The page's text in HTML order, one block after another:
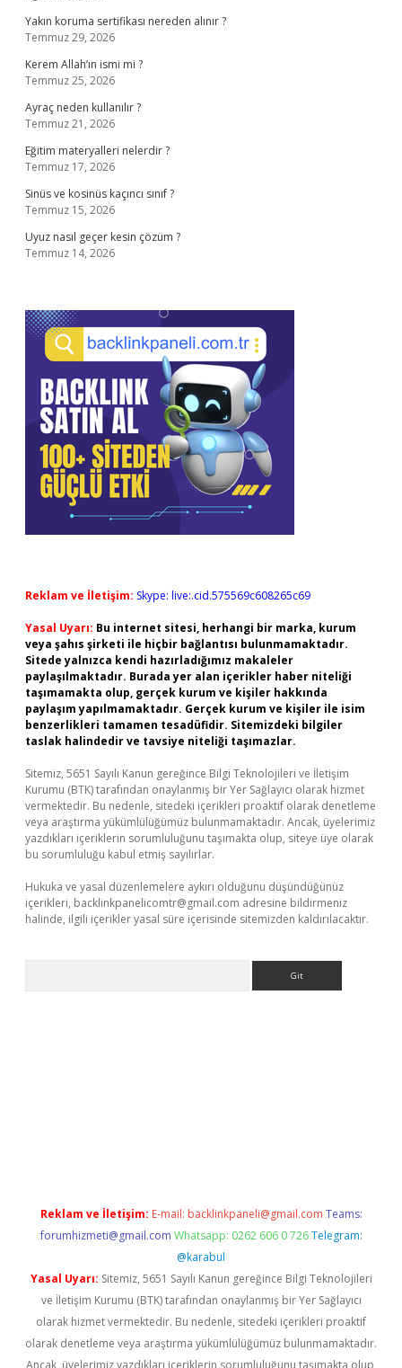
Yakın koruma sertifikası nereden alınır ?
Temmuz 29, 2026
Kerem Allah’ın ismi mi ?
Temmuz 25, 2026
Ayraç neden kullanılır ?
Temmuz 21, 2026
Eğitim materyalleri nelerdir ?
Temmuz 17, 2026
Sinüs ve kosinüs kaçıncı sınıf ?
Temmuz 15, 2026
Uyuz nasıl geçer kesin çözüm ?
Temmuz 14, 2026
Reklam ve İletişim: Skype: live:.cid.575569c608265c69
Yasal Uyarı: Bu internet sitesi, herhangi bir marka, kurum
veya şahıs şirketi ile hiçbir bağlantısı bulunmamaktadır.
Sitede yalnızca kendi hazırladığımız makaleler
paylaşılmaktadır. Burada yer alan içerikler haber niteliği
taşımamakta olup, gerçek kurum ve kişiler hakkında
paylaşım yapılmamaktadır. Gerçek kurum ve kişiler ile isim
benzerlikleri tamamen tesadüfidir. Sitemizdeki bilgiler
taslak halindedir ve tavsiye niteliği taşımazlar.
Sitemiz, 5651 Sayılı Kanun gereğince Bilgi Teknolojileri ve İletişim
Kurumu (BTK) tarafından onaylanmış bir Yer Sağlayıcı olarak hizmet
vermektedir. Bu nedenle, sitedeki içerikleri proaktif olarak denetleme
veya araştırma yükümlülüğümüz bulunmamaktadır. Ancak, üyelerimiz
yazdıkları içeriklerin sorumluluğunu taşımakta olup, siteye üye olarak
bu sorumluluğu kabul etmiş sayılırlar.
Hukuka ve yasal düzenlemelere aykırı olduğunu düşündüğünüz
içerikleri, backlinkpanelicomtr@gmail.com adresine bildirmeniz
halinde, ilgili içerikler yasal süre içerisinde sitemizden kaldırılacaktır.
Reklam ve İletişim: E-mail: backlinkpaneli@gmail.com Teams:
forumhizmeti@gmail.com Whatsapp: 0262 606 0 726 Telegram:
@karabul
Yasal Uyarı: Sitemiz, 5651 Sayılı Kanun gereğince Bilgi Teknolojileri
ve İletişim Kurumu (BTK) tarafından onaylanmış bir Yer Sağlayıcı
olarak hizmet vermektedir. Bu nedenle, sitedeki içerikleri proaktif
olarak denetleme veya araştırma yükümlülüğümüz bulunmamaktadır.
Ancak, üyelerimiz yazdıkları içeriklerin sorumluluğunu taşımakta olup,